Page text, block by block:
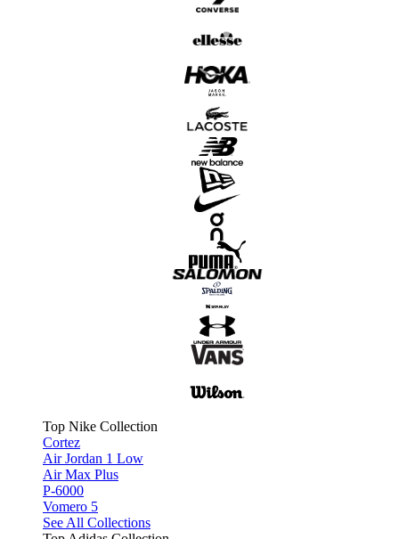
Top Nike Collection
Cortez
Air Jordan 1 Low
Air Max Plus
P-6000
Vomero 5
See All Collections